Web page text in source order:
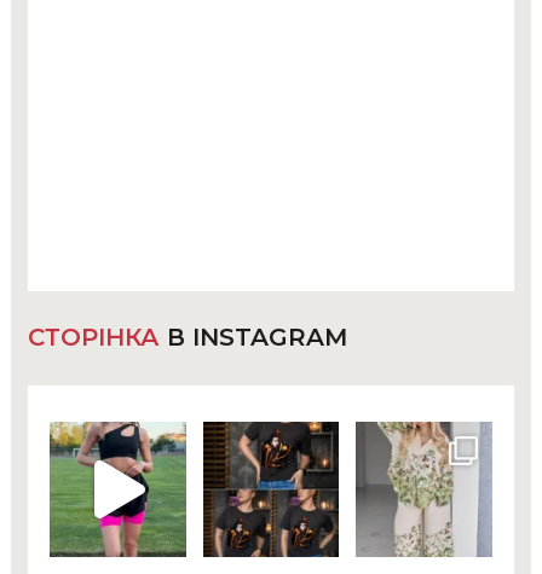
СТОРІНКА В INSTAGRAM